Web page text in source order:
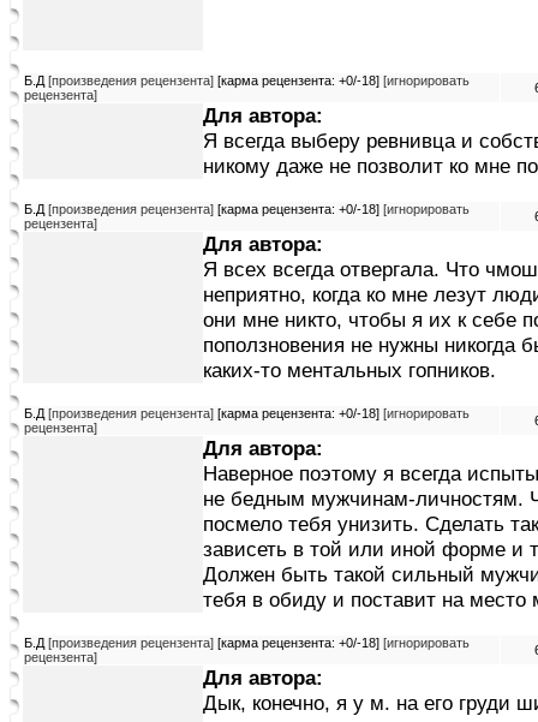
Б.Д [произведения рецензента] [карма рецензента: +0/-18] [игнорировать
рецензента]
Для автора:
Я всегда выберу ревнивца и
никому даже не позволит ко мне
Б.Д [произведения рецензента] [карма рецензента: +0/-18] [игнорировать
рецензента]
Для автора:
Я всех всегда отвергала. Что
неприятно, когда ко мне лезут
они мне никто, чтобы я их к себе
поползновения не нужны никогда
каких-то ментальных гопников.
Б.Д [произведения рецензента] [карма рецензента: +0/-18] [игнорировать
рецензента]
Для автора:
Наверное поэтому я всегда
не бедным мужчинам-личностям.
посмело тебя унизить. Сделать
зависеть в той или иной форме и
Должен быть такой сильный
тебя в обиду и поставит на место
Б.Д [произведения рецензента] [карма рецензента: +0/-18] [игнорировать
рецензента]
Для автора:
Дык, конечно, я у м. на его груди